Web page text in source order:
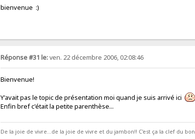
bienvenue :)
Réponse #31 le:ven. 22 décembre 2006, 02:08:46
Bienvenue!
Y'avait pas le topic de présentation moi quand je suis arrivé ici
Enfin bref c'était la petite parenthèse...
De la joie de vivre...de la joie de vivre et du jambon!! C'est ça la clef du